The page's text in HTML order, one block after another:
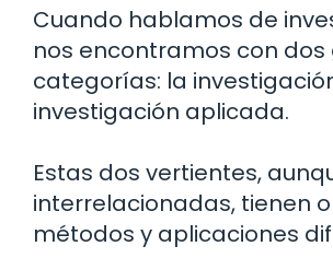
Cuando hablamos de
nos encontramos con
categorías: la
investigación aplicada.
Estas dos vertientes,
interrelacionadas, tienen
métodos y aplicaciones